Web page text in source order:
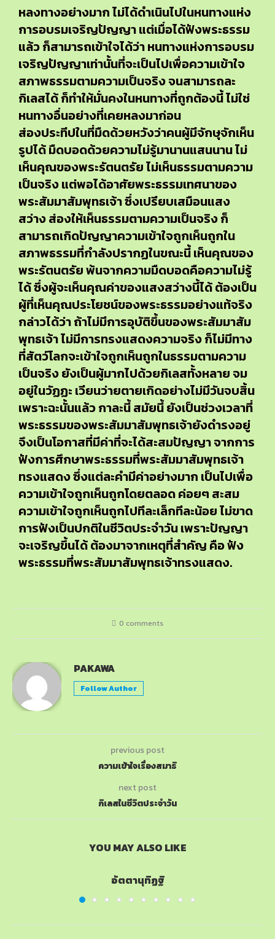
หลงทางอย่างมาก ไม่ได้ดำเนินไปในหนทางแห่ง
การอบรมเจริญปัญญา แต่เมื่อได้ฟังพระธรรม
แล้ว ก็สามารถเข้าใจได้ว่า หนทางแห่งการอบรม
เจริญปัญญาเท่านั้นที่จะเป็นไปเพื่อความเข้าใจ
สภาพธรรมตามความเป็นจริง จนสามารถละ
กิเลสได้ ก็ทำให้มั่นคงในหนทางที่ถูกต้องนี้ ไม่ใช่
หนทางอื่นอย่างที่เคยหลงมาก่อน
ส่องประทีปในที่มืดด้วยหวังว่าคนผู้มีจักษุจักเห็น
รูปได้ มืดบอดด้วยความไม่รู้มานานแสนนาน ไม่
เห็นคุณของพระรัตนตรัย ไม่เห็นธรรมตามความ
เป็นจริง แต่พอได้อาศัยพระธรรมเทศนาของ
พระสัมมาสัมพุทธเจ้า ซึ่งเปรียบเสมือนแสง
สว่าง ส่องให้เห็นธรรมตามความเป็นจริง ก็
สามารถเกิดปัญญาความเข้าใจถูกเห็นถูกใน
สภาพธรรมที่กำลังปรากฏในขณะนี้ เห็นคุณของ
พระรัตนตรัย พ้นจากความมืดบอดคือความไม่รู้
ได้ ซึ่งผู้จะเห็นคุณค่าของแสงสว่างนี้ได้ ต้องเป็น
ผู้ที่เห็นคุณประโยชน์ของพระธรรมอย่างแท้จริง
กล่าวได้ว่า ถ้าไม่มีการอุบัติขึ้นของพระสัมมาสัม
พุทธเจ้า ไม่มีการทรงแสดงความจริง ก็ไม่มีทาง
ที่สัตว์โลกจะเข้าใจถูกเห็นถูกในธรรมตามความ
เป็นจริง ยังเป็นผู้มากไปด้วยกิเลสทั้งหลาย จม
อยู่ในวัฏฏะ เวียนว่ายตายเกิดอย่างไม่มีวันจบสิ้น
เพราะฉะนั้นแล้ว กาละนี้ สมัยนี้ ยังเป็นช่วงเวลาที่
พระธรรมของพระสัมมาสัมพุทธเจ้ายังดำรงอยู่
จึงเป็นโอกาสที่มีค่าที่จะได้สะสมปัญญา จากการ
ฟังการศึกษาพระธรรมที่พระสัมมาสัมพุทธเจ้า
ทรงแสดง ซึ่งแต่ละคำมีค่าอย่างมาก เป็นไปเพื่อ
ความเข้าใจถูกเห็นถูกโดยตลอด ค่อยๆ สะสม
ความเข้าใจถูกเห็นถูกไปทีละเล็กทีละน้อย ไม่ขาด
การฟังเป็นปกติในชีวิตประจำวัน เพราะปัญญา
จะเจริญขึ้นได้ ต้องมาจากเหตุที่สำคัญ คือ ฟัง
พระธรรมที่พระสัมมาสัมพุทธเจ้าทรงแสดง.
0 comments
PAKAWA
Follow Author
previous post
ความเข้าใจเรื่องสมาธิ
next post
กิเลสในชีวิตประจำวัน
YOU MAY ALSO LIKE
อัตตานุทิฏฐิ